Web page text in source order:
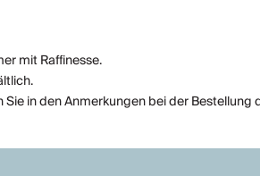
mit Raffinesse.
in den Anmerkungen bei der